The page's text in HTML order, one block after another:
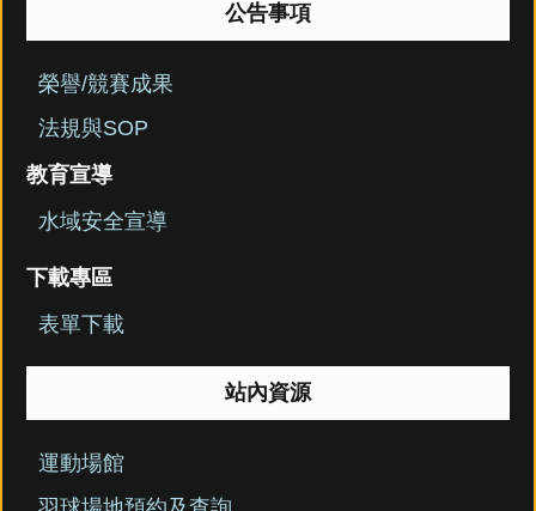
公告事項
榮譽/競賽成果
法規與SOP
教育宣導
水域安全宣導
下載專區
表單下載
站內資源
運動場館